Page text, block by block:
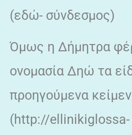
(εδώ- σύνδεσμος)
Όμως η Δήμητρα
ονομασία Δηώ τα
προηγούμενα
(http://ellinikiglossa-